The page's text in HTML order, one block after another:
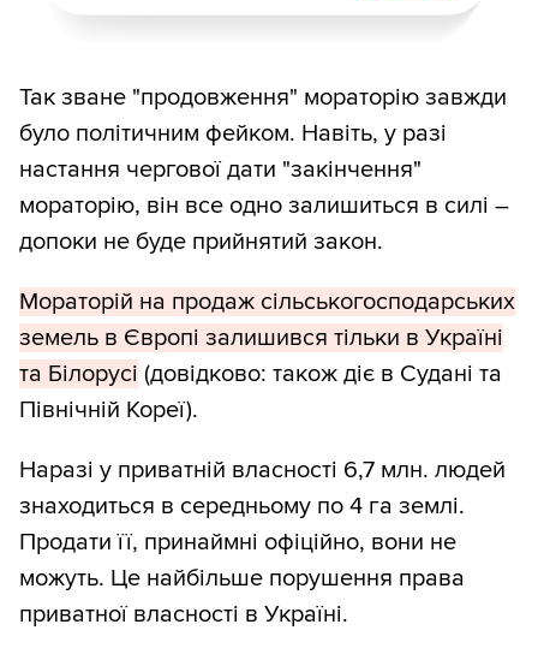
Так зване "продовження" мораторію завжди
було політичним фейком. Навіть, у разі
настання чергової дати "закінчення"
мораторію, він все одно залишиться в силі –
допоки не буде прийнятий закон.
Мораторій на продаж сільськогосподарських
земель в Європі залишився тільки в Україні
та Білорусі (довідково: також діє в Судані та
Північній Кореї).
Наразі у приватній власності 6,7 млн. людей
знаходиться в середньому по 4 га землі.
Продати її, принаймні офіційно, вони не
можуть. Це найбільше порушення права
приватної власності в Україні.